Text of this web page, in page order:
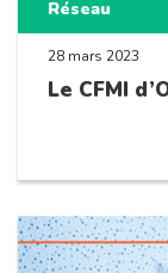
Réseau
28 mars 2023
Le CFMI